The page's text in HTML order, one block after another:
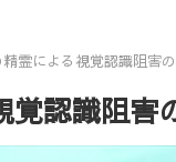
精霊による視覚認識阻害
覚認識阻害